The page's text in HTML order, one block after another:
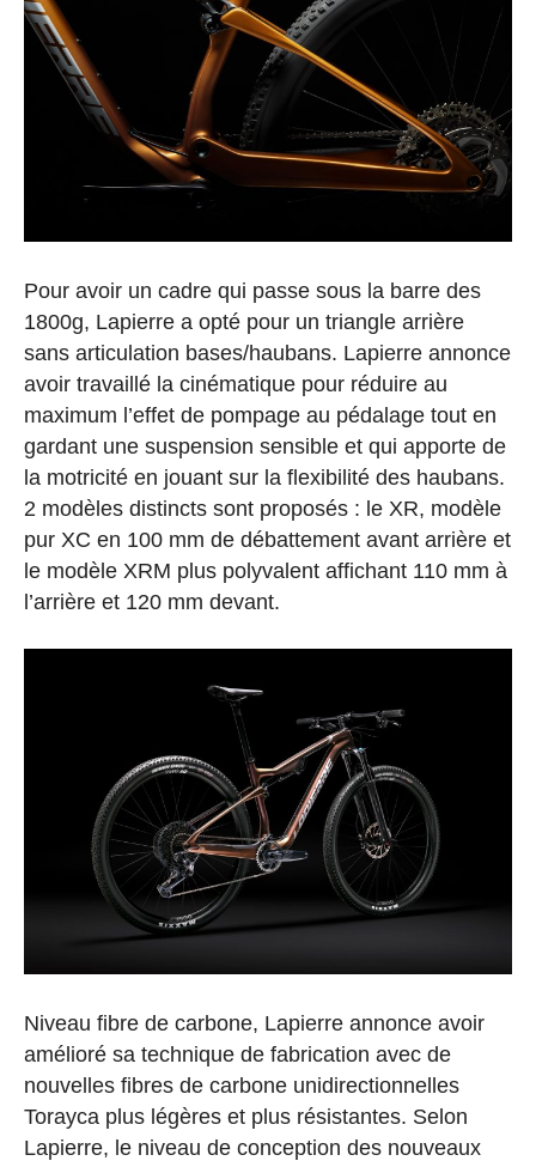
Pour avoir un cadre qui passe sous la barre des
1800g, Lapierre a opté pour un triangle arrière
sans articulation bases/haubans. Lapierre annonce
avoir travaillé la cinématique pour réduire au
maximum l’effet de pompage au pédalage tout en
gardant une suspension sensible et qui apporte de
la motricité en jouant sur la flexibilité des haubans.
2 modèles distincts sont proposés : le XR, modèle
pur XC en 100 mm de débattement avant arrière et
le modèle XRM plus polyvalent affichant 110 mm à
l’arrière et 120 mm devant.
Niveau fibre de carbone, Lapierre annonce avoir
amélioré sa technique de fabrication avec de
nouvelles fibres de carbone unidirectionnelles
Torayca plus légères et plus résistantes. Selon
Lapierre, le niveau de conception des nouveaux